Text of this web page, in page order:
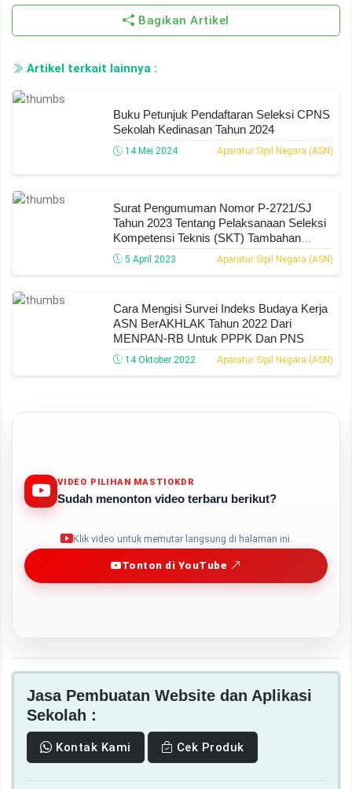
Bagikan Artikel
Artikel terkait lainnya :
Buku Petunjuk Pendaftaran Seleksi CPNS
Sekolah Kedinasan Tahun 2024
14 Mei 2024 Aparatur Sipil Negara (ASN)
Surat Pengumuman Nomor P-2721/SJ
Tahun 2023 Tentang Pelaksanaan Seleksi
Kompetensi Teknis (SKT) Tambahan
Calon PPPK Kemenag Tahun Anggaran
2022
5 April 2023 Aparatur Sipil Negara (ASN)
Cara Mengisi Survei Indeks Budaya Kerja
ASN BerAKHLAK Tahun 2022 Dari
MENPAN-RB Untuk PPPK Dan PNS
14 Oktober 2022 Aparatur Sipil Negara (ASN)
VIDEO PILIHAN MASTIOKDR
Sudah menonton video terbaru berikut?
Klik video untuk memutar langsung di halaman ini.
Tonton di YouTube
Jasa Pembuatan Website dan Aplikasi
Sekolah :
Kontak Kami Cek Produk